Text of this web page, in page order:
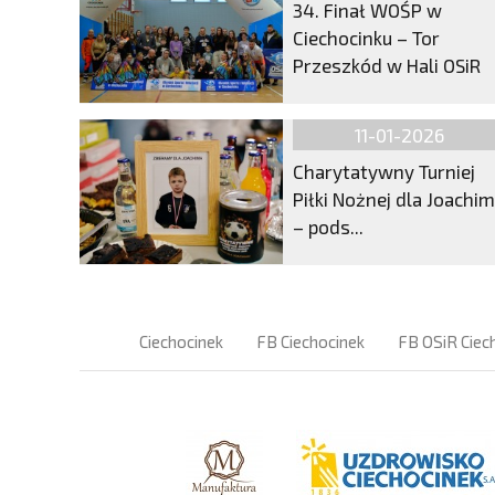
34. Finał WOŚP w
Ciechocinku – Tor
Przeszkód w Hali OSiR
11-01-2026
Charytatywny Turniej
Piłki Nożnej dla
– pods...
Ciechocinek FB Ciechocinek FB OSiR